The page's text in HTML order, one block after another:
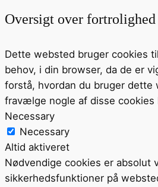
Oversigt over fortrolighed
Dette websted bruger cookies
behov, i din browser, da de er
forstå, hvordan du bruger dette
fravælge nogle af disse cookies
Necessary
Necessary
Altid aktiveret
Nødvendige cookies er
sikkerhedsfunktioner på